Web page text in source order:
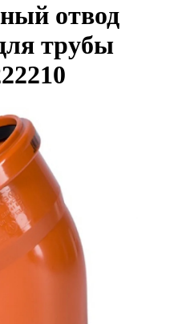
отвод
трубы